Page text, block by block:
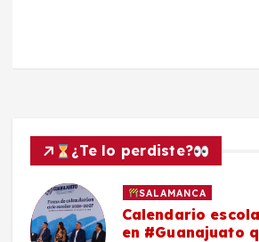
¿Te lo perdiste?
SALAMANCA
Calendario
en #Guanajuato